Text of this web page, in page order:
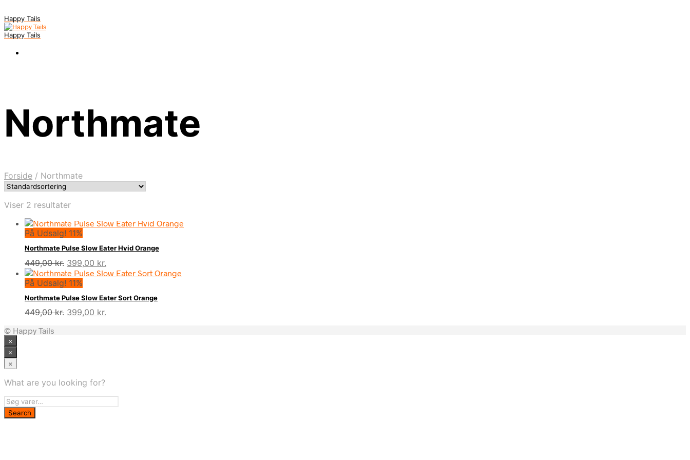
Happy Tails
Happy Tails
Northmate
Forside / Northmate
Viser 2 resultater
På Udsalg! 11%
Northmate Pulse Slow Eater Hvid Orange
449,00kr. Den
oprindelige
pris
var:
449,00 kr..
399,00 kr.
aktuelle
399,00 kr..
På Udsalg! 11%
Northmate Pulse Slow Eater Sort Orange
449,00kr. Den
399,00 kr.
© Happy Tails
×
×
×
What are you looking for?